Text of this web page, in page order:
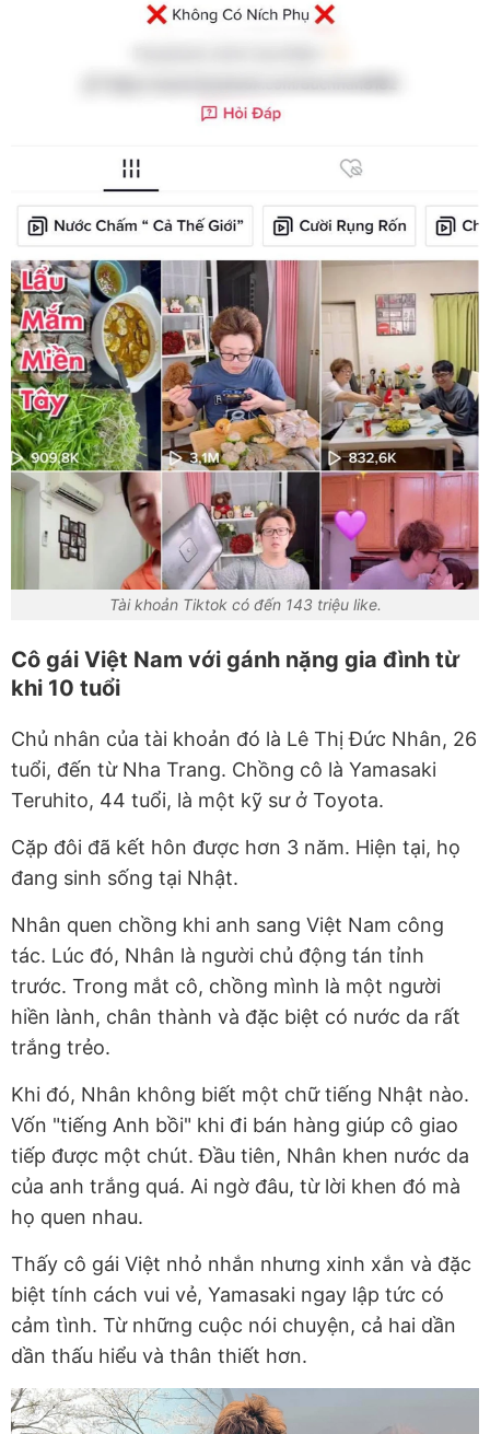
Tài khoản Tiktok có đến 143 triệu like.
Cô gái Việt Nam với gánh nặng gia đình từ
khi 10 tuổi
Chủ nhân của tài khoản đó là Lê Thị Đức Nhân, 26
tuổi, đến từ Nha Trang. Chồng cô là Yamasaki
Teruhito, 44 tuổi, là một kỹ sư ở Toyota.
Cặp đôi đã kết hôn được hơn 3 năm. Hiện tại, họ
đang sinh sống tại Nhật.
Nhân quen chồng khi anh sang Việt Nam công
tác. Lúc đó, Nhân là người chủ động tán tỉnh
trước. Trong mắt cô, chồng mình là một người
hiền lành, chân thành và đặc biệt có nước da rất
trắng trẻo.
Khi đó, Nhân không biết một chữ tiếng Nhật nào.
Vốn "tiếng Anh bồi" khi đi bán hàng giúp cô giao
tiếp được một chút. Đầu tiên, Nhân khen nước da
của anh trắng quá. Ai ngờ đâu, từ lời khen đó mà
họ quen nhau.
Thấy cô gái Việt nhỏ nhắn nhưng xinh xắn và đặc
biệt tính cách vui vẻ, Yamasaki ngay lập tức có
cảm tình. Từ những cuộc nói chuyện, cả hai dần
dần thấu hiểu và thân thiết hơn.